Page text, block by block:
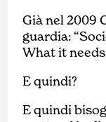
Già nel 2009
guardia:
What it
E quindi?
E quindi